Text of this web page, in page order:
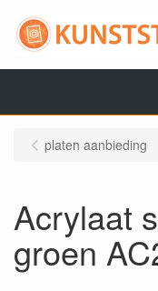
platen aanbieding
Acrylaat
groen